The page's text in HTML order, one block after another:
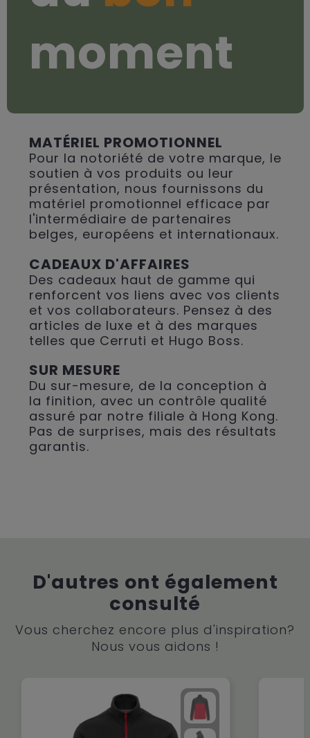
moment
MATÉRIEL PROMOTIONNEL
Pour la notoriété de votre marque, le
soutien à vos produits ou leur
présentation, nous fournissons du
matériel promotionnel efficace par
l'intermédiaire de partenaires
belges, européens et internationaux.
CADEAUX D'AFFAIRES
Des cadeaux haut de gamme qui
renforcent vos liens avec vos clients
et vos collaborateurs. Pensez à des
articles de luxe et à des marques
telles que Cerruti et Hugo Boss.
SUR MESURE
Du sur-mesure, de la conception à
la finition, avec un contrôle qualité
assuré par notre filiale à Hong Kong.
Pas de surprises, mais des résultats
garantis.
D'autres ont également
consulté
Vous cherchez encore plus d'inspiration?
Nous vous aidons !